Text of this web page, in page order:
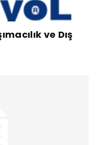
ve Dış